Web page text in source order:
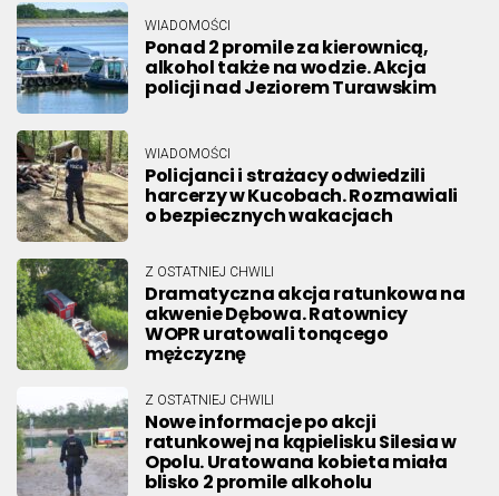
WIADOMOŚCI
Ponad 2 promile za kierownicą,
alkohol także na wodzie. Akcja
policji nad Jeziorem Turawskim
WIADOMOŚCI
Policjanci i strażacy odwiedzili
harcerzy w Kucobach. Rozmawiali
o bezpiecznych wakacjach
Z OSTATNIEJ CHWILI
Dramatyczna akcja ratunkowa na
akwenie Dębowa. Ratownicy
WOPR uratowali tonącego
mężczyznę
Z OSTATNIEJ CHWILI
Nowe informacje po akcji
ratunkowej na kąpielisku Silesia w
Opolu. Uratowana kobieta miała
blisko 2 promile alkoholu